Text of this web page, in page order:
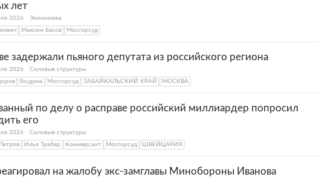
лет
2026
Экономика
Максим Басов Мосгорсуд
задержали пьяного депутата из российского региона
2026
Силовые структуры
Госдума Мосгорсуд ЗАБАЙКАЛЬСКИЙ КРАЙ МОСКВА
по делу о расправе российский миллиардер попросил
его
2026
Силовые структуры
Илья Трабер Коммерсант Мосгорсуд ШВЕЙЦАРИЯ
на жалобу экс-замглавы Минобороны Иванова